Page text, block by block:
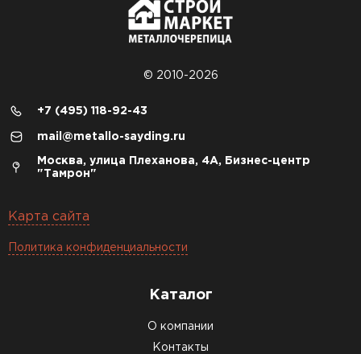
© 2010-2026
+7 (495) 118-92-43
mail@metallo-sayding.ru
Москва, улица Плеханова, 4А, Бизнес-центр
"Тамрон"
Карта сайта
Политика конфиденциальности
Каталог
О компании
Контакты